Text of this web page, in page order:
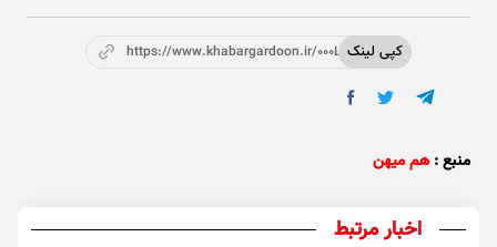
کپی لینکhttps://www.khabargardoon.ir/000Lrk
منبع : هم میهن
اخبار مرتبط